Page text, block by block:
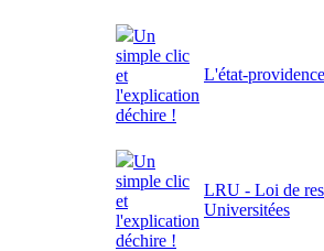
Un
simple clic
et
l'explication
déchire !
L'état-providence
Un
simple clic
et
l'explication
déchire !
LRU - Loi de
Universitées